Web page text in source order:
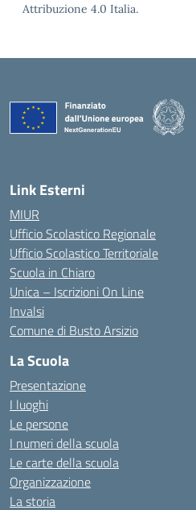
Attribuzione 4.0 Italia.
Link Esterni
MIUR
Ufficio Scolastico Regionale
Ufficio Scolastico Territoriale
Scuola in Chiaro
Unica – Iscrizioni On Line
Invalsi
Comune di Busto Arsizio
La Scuola
Presentazione
I luoghi
Le persone
I numeri della scuola
Le carte della scuola
Organizzazione
La storia